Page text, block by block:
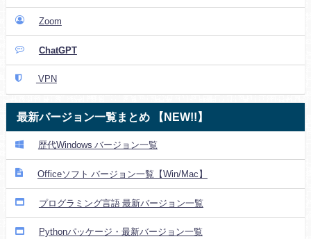
Zoom
ChatGPT
VPN
最新バージョン一覧まとめ 【NEW!!】
歴代Windows バージョン一覧
Officeソフト バージョン一覧【Win/Mac】
プログラミング言語 最新バージョン一覧
Pythonパッケージ・最新バージョン一覧